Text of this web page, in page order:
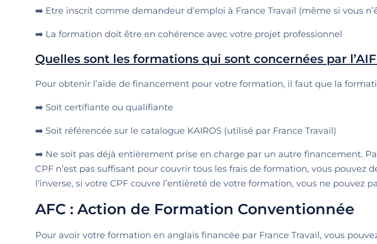
➡️ Etre inscrit comme demandeur d’emploi à France Travail (même si vous
➡️ La formation doit être en cohérence avec votre projet professionnel
Quelles sont les formations qui sont concernées par
Pour obtenir l’aide de financement pour votre formation, il faut que la
➡️ Soit certifiante ou qualifiante
➡️ Soit référencée sur le catalogue KAIROS (utilisé par France Travail)
➡️ Ne soit pas déjà entièrement prise en charge par un autre financement.
CPF n’est pas suffisant pour couvrir tous les frais de formation, vous pouvez
l’inverse, si votre CPF couvre l’entièreté de votre formation, vous ne pouvez
AFC : Action de Formation Conventionnée
Pour avoir votre formation en anglais financée par France Travail, vous